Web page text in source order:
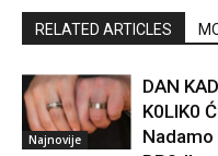
RELATED ARTICLES
Najnovije
DAN
K0LIK0